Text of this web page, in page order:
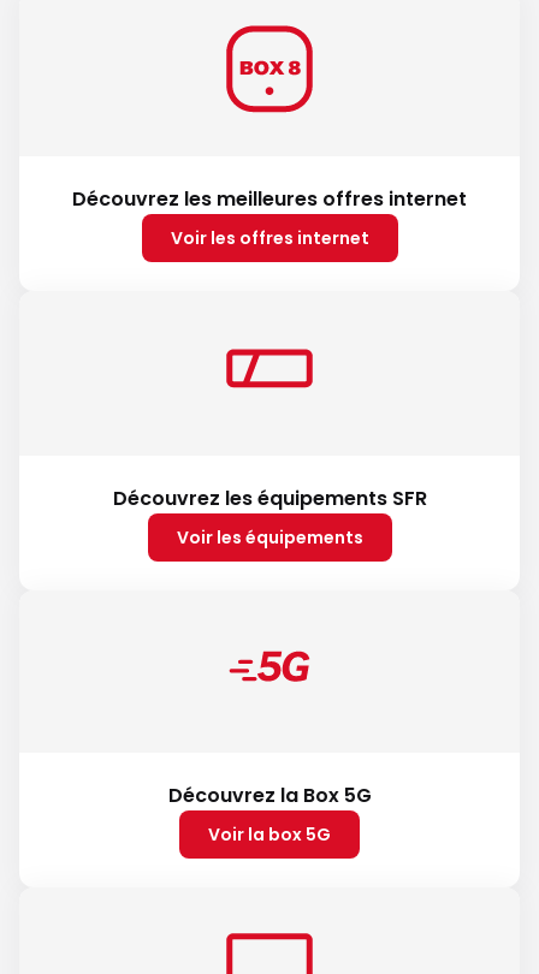
Découvrez les meilleures offres internet
Voir les offres internet
Découvrez les équipements SFR
Voir les équipements
Découvrez la Box 5G
Voir la box 5G